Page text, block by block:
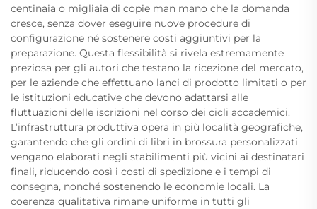
centinaia o migliaia di copie man mano che la domanda
cresce, senza dover eseguire nuove procedure di
configurazione né sostenere costi aggiuntivi per la
preparazione. Questa flessibilità si rivela estremamente
preziosa per gli autori che testano la ricezione del mercato,
per le aziende che effettuano lanci di prodotto limitati o per
le istituzioni educative che devono adattarsi alle
fluttuazioni delle iscrizioni nel corso dei cicli accademici.
L’infrastruttura produttiva opera in più località geografiche,
garantendo che gli ordini di libri in brossura personalizzati
vengano elaborati negli stabilimenti più vicini ai destinatari
finali, riducendo così i costi di spedizione e i tempi di
consegna, nonché sostenendo le economie locali. La
coerenza qualitativa rimane uniforme in tutti gli